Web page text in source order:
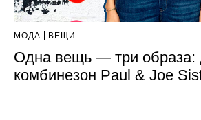
МОДА ВЕЩИ
Одна вещь — три образа:
комбинезон Paul & Joe